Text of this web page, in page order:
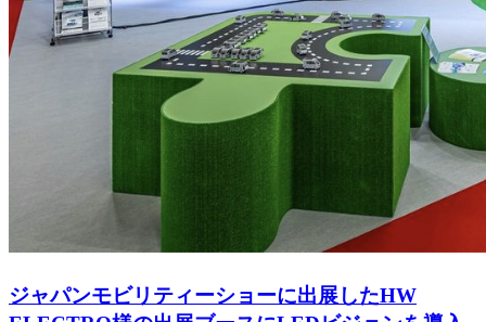
ジャパンモビリティーショーに出展したHW